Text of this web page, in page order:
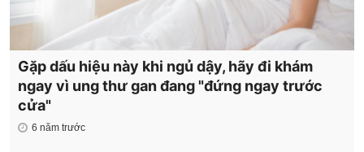
Gặp dấu hiệu này khi ngủ dậy, hãy đi khám
ngay vì ung thư gan đang "đứng ngay trước
cửa"
6 năm trước